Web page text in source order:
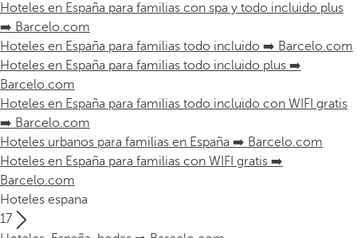
Hoteles en España para familias con spa y todo incluido plus
➡️ Barcelo.com
Hoteles en España para familias todo incluido ➡️ Barcelo.com
Hoteles en España para familias todo incluido plus ➡️
Barcelo.com
Hoteles en España para familias todo incluido con WIFI gratis
➡️ Barcelo.com
Hoteles urbanos para familias en España ➡️ Barcelo.com
Hoteles en España para familias con WIFI gratis ➡️
Barcelo.com
Hoteles espana
17